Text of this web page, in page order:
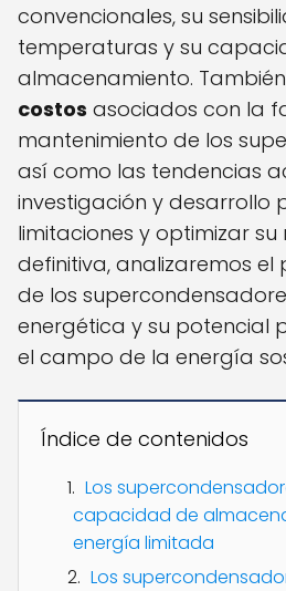
convencionales, su
temperaturas y su
almacenamiento.
costos asociados con la
mantenimiento de los
así como las tendencias
investigación y desarrollo
limitaciones y optimizar su
definitiva, analizaremos
de los
energética y su potencial
el campo de la energía
Índice de contenidos
Los
capacidad de
energía limitada
Los